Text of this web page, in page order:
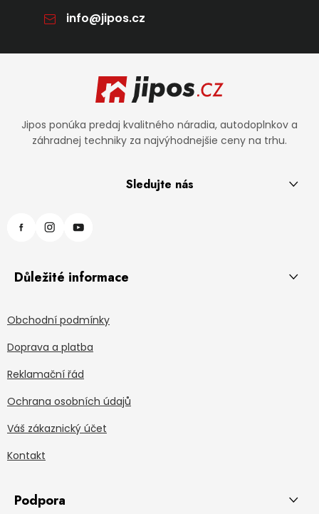
info@jipos.cz
Jipos ponúka predaj kvalitného náradia, autodoplnkov a
záhradnej techniky za najvýhodnejšie ceny na trhu.
Sledujte nás
Důležité informace
Obchodní podmínky
Doprava a platba
Reklamační řád
Ochrana osobních údajů
Váš zákaznický účet
Kontakt
Podpora